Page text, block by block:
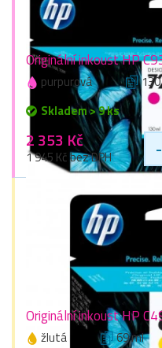
Originální inkoust HP
purpurová
Skladem > 9 ks
2 353 Kč
1 945 Kč bez DPH -
Originální inkoust HP
žlutá 69 ml